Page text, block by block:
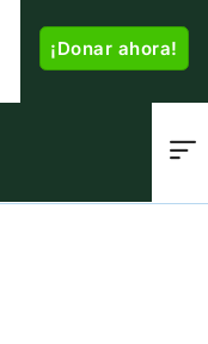
¡Donar ahora!